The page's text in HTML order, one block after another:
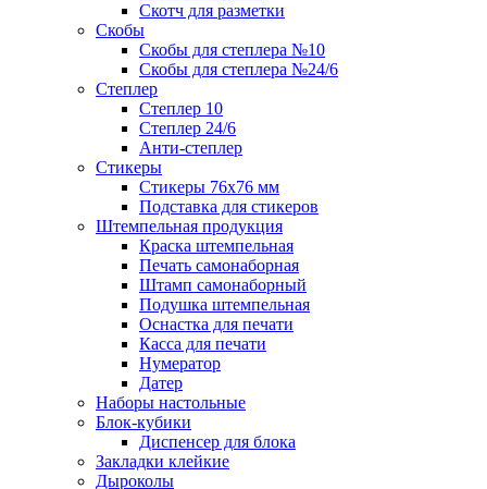
Скотч для разметки
Скобы
Скобы для степлера №10
Скобы для степлера №24/6
Степлер
Степлер 10
Степлер 24/6
Анти-степлер
Стикеры
Стикеры 76x76 мм
Подставка для стикеров
Штемпельная продукция
Краска штемпельная
Печать самонаборная
Штамп самонаборный
Подушка штемпельная
Оснастка для печати
Касса для печати
Нумератор
Датер
Наборы настольные
Блок-кубики
Диспенсер для блока
Закладки клейкие
Дыроколы